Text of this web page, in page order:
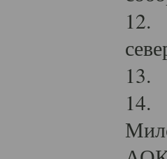
12.
13.
14.